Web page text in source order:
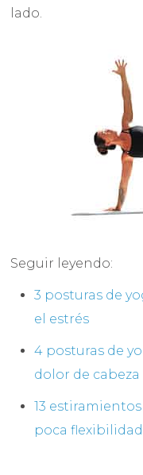
lado.
Seguir leyendo:
3 posturas de
el estrés
4 posturas de
dolor de cabeza
13
poca flexibilidad